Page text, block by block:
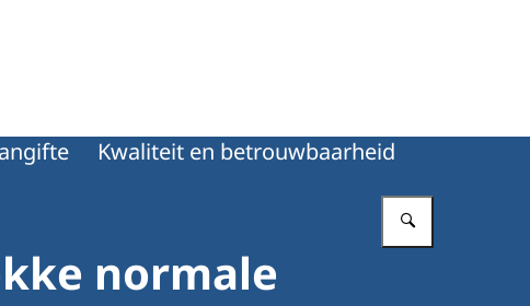
Kwaliteit en betrouwbaarheid
normale